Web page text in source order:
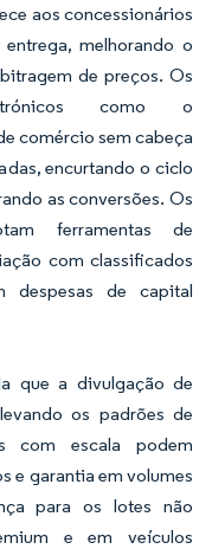
aos concessionários
melhorando o
de preços. Os
como o
comércio sem cabeça
encurtando o ciclo
as conversões. Os
ferramentas de
com classificados
despesas de capital
que a divulgação de
os padrões de
com escala podem
e garantia em volumes
para os lotes não
e em veículos